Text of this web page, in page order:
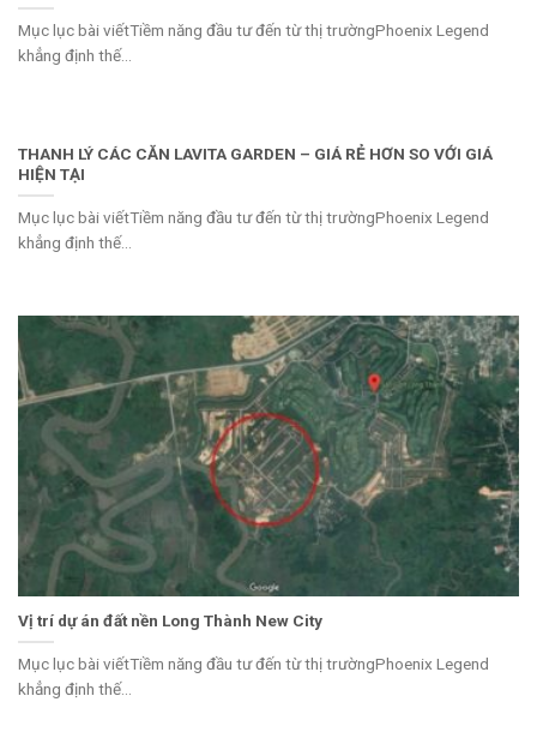
Mục lục bài viếtTiềm năng đầu tư đến từ thị trườngPhoenix Legend
khẳng định thế...
THANH LÝ CÁC CĂN LAVITA GARDEN – GIÁ RẺ HƠN SO VỚI GIÁ
HIỆN TẠI
Mục lục bài viếtTiềm năng đầu tư đến từ thị trườngPhoenix Legend
khẳng định thế...
Vị trí dự án đất nền Long Thành New City
Mục lục bài viếtTiềm năng đầu tư đến từ thị trườngPhoenix Legend
khẳng định thế...